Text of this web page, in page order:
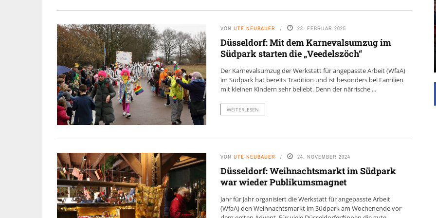
VON UTE NEUBAUER 28. FEBRUAR 2025
Düsseldorf: Mit dem Karnevalsumzug im
Südpark starten die „Veedelszöch“
Der Karnevalsumzug der Werkstatt für angepasste Arbeit (WfaA)
im Südpark hat bereits Tradition und ist besonders bei Familien
mit kleinen Kindern sehr beliebt. Denn der närrische ...
WEITERLESEN
VON UTE NEUBAUER 24. NOVEMBER 2024
Düsseldorf: Weihnachtsmarkt im Südpark
war wieder Publikumsmagnet
Jahr für Jahr organisiert die Werkstatt für angepasste Arbeit
(WfaA) den Weihnachtsmarkt im Südpark am Wochenende vor
Werkshallen des Industriezeitalters. Die Basis für
diesen Stil sind große Räume, schlicht gehalten
mit rustikalen Elementen und großen
Fensterflächen. Wie so vieles wurde ...